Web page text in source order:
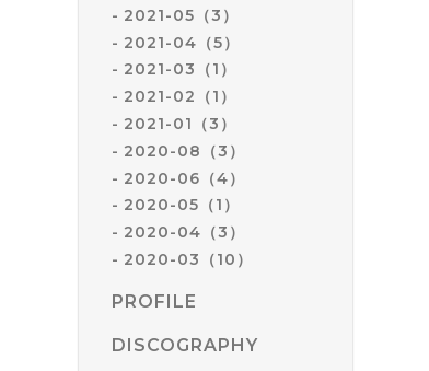
2021-05（3）
2021-04（5）
2021-03（1）
2021-02（1）
2021-01（3）
2020-08（3）
2020-06（4）
2020-05（1）
2020-04（3）
2020-03（10）
PROFILE
DISCOGRAPHY